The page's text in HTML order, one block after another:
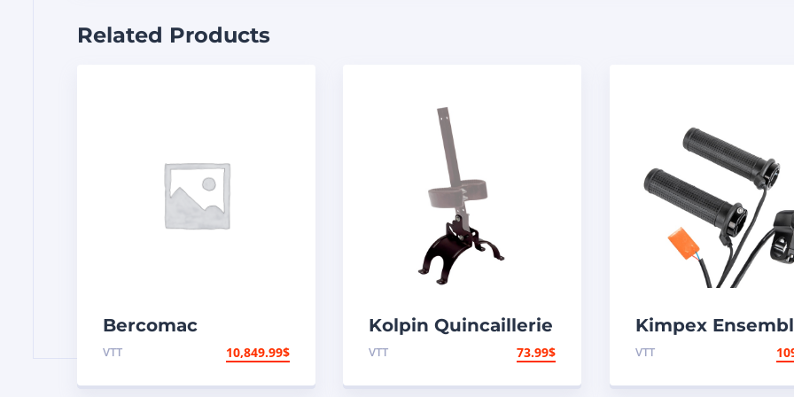
Related Products
Bercomac
Souffleuse à neige
66″ Vantage/Honda
22HP EPA
VTT 10,849.99$
Kolpin Quincaillerie
pour support d’étui
VTT 73.99$
Kimpex
poignée et
chauffant
VTT